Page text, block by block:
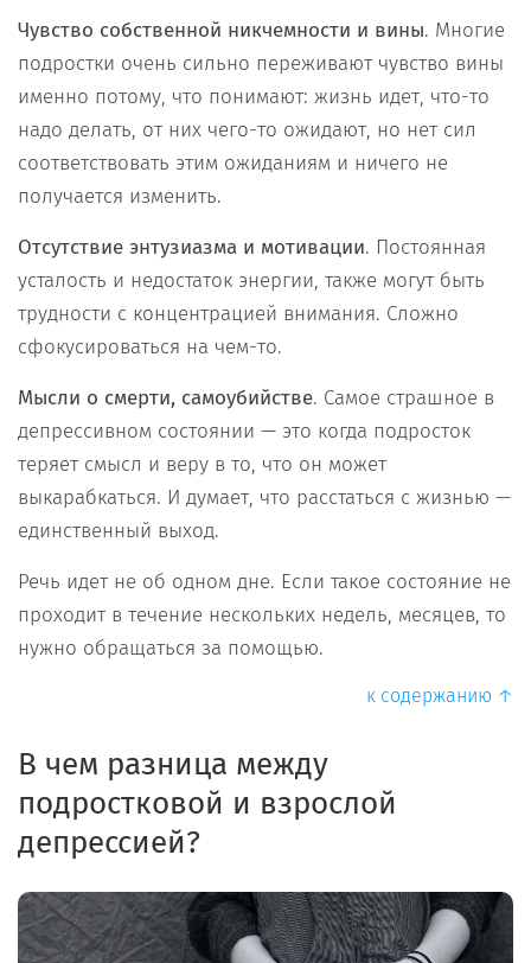
Чувство собственной никчемности и вины. Многие
подростки очень сильно переживают чувство вины
именно потому, что понимают: жизнь идет, что-то
надо делать, от них чего-то ожидают, но нет сил
соответствовать этим ожиданиям и ничего не
получается изменить.
Отсутствие энтузиазма и мотивации. Постоянная
усталость и недостаток энергии, также могут быть
трудности с концентрацией внимания. Сложно
сфокусироваться на чем-то.
Мысли о смерти, самоубийстве. Самое страшное в
депрессивном состоянии — это когда подросток
теряет смысл и веру в то, что он может
выкарабкаться. И думает, что расстаться с жизнью —
единственный выход.
Речь идет не об одном дне. Если такое состояние не
проходит в течение нескольких недель, месяцев, то
нужно обращаться за помощью.
к содержанию ↑
В чем разница между
подростковой и взрослой
депрессией?